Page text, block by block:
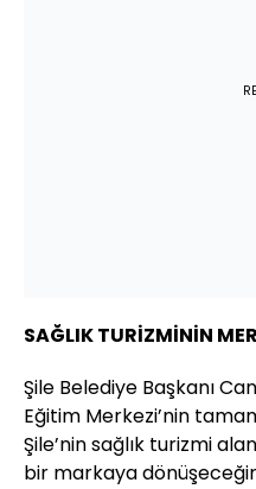
SAĞLIK TURİZMİNİN
Şile Belediye Başkanı
Eğitim Merkezi’nin
Şile’nin sağlık turizmi
bir markaya